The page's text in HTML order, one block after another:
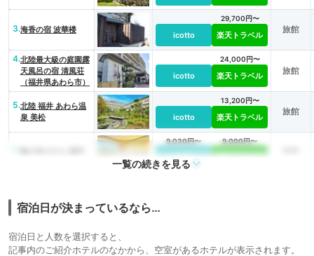
3.海香の宿 波華楼
icotto
29,700円〜
楽天トラベル
旅館
4.北陸最大級の庭園露
天風呂の宿 清風荘
（福井県あわら市）
icotto
24,000円〜
楽天トラベル 旅館
5.北陸 福井 あわら温
泉 美松
icotto
13,200円〜
楽天トラベル
旅館
9,030円〜
icotto
9,000円〜
楽天トラベル
く あわら温泉 ホテ
ル八木
一覧の続きを見る
宿泊日が決まっているなら…
宿泊日と人数を選択すると、
記事内のご紹介ホテルのなかから、空室があるホテルが表示されます。